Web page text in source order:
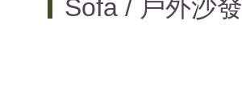
Sofa / 戶外沙發